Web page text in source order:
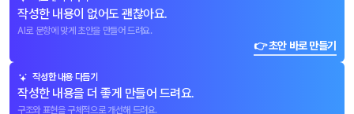
작성한 내용이 없어도 괜찮아요.
AI로 문항에 맞게 초안을 만들어 드려요.
👉 초안 바로 만들기
작성한 내용 다듬기
작성한 내용을 더 좋게 만들어 드려요.
구조와 표현을 구체적으로 개선해 드려요.